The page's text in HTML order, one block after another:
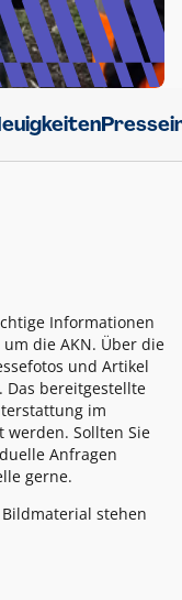
Informationen
die AKN. Über die
und Artikel
Das bereitgestellte
im
werden. Sollten Sie
Anfragen
gerne.
stehen